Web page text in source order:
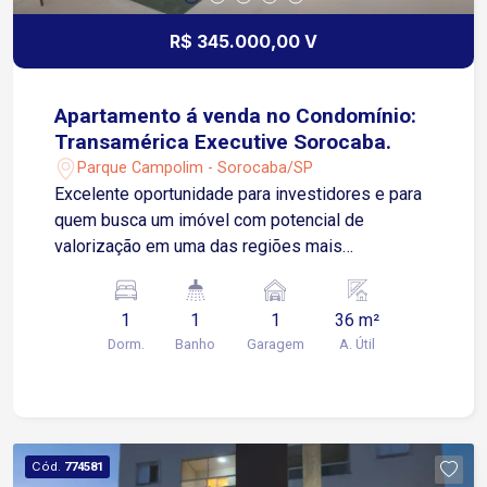
R$ 345.000,00 V
Apartamento á venda no Condomínio:
Transamérica Executive Sorocaba.
Parque Campolim - Sorocaba/SP
Excelente oportunidade para investidores e para
quem busca um imóvel com potencial de
valorização em uma das regiões mais
Transamérica Executive Sorocaba, hotel
reconhecido pela qualidade dos serviços,
excelente localização e alta procura por
contando com ar-condicionado, TV, internet,
frigobar, banheiro privativo e excelente
1
Dorm.
1
Banho
1
Garagem
36 m²
A. Útil
Cód. 774581